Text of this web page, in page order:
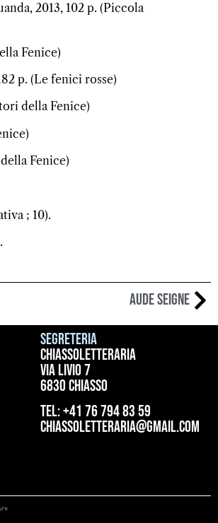
2013, 102 p. (Piccola
Fenice)
p. (Le fenici rosse)
della Fenice)
Fenice)
; 10).
Aude Seigne
Segreteria
ChiassoLetteraria
Via Livio 7
6830 Chiasso
tel: +41 76 794 83 59
chiassoletteraria@gmail.com